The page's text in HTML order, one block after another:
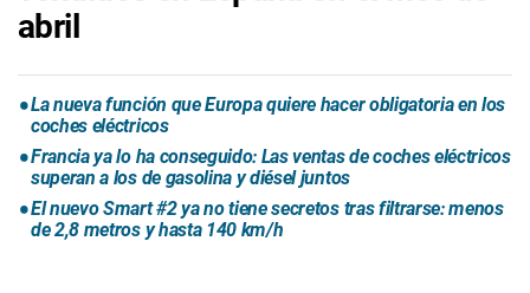
abril
La nueva función que Europa quiere hacer obligatoria en los
coches eléctricos
Francia ya lo ha conseguido: Las ventas de coches eléctricos
superan a los de gasolina y diésel juntos
El nuevo Smart #2 ya no tiene secretos tras filtrarse: menos
de 2,8 metros y hasta 140 km/h